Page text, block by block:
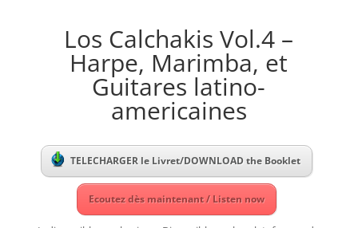
Los Calchakis Vol.4 –
Harpe, Marimba, et
Guitares latino-
americaines
TELECHARGER le Livret/DOWNLOAD the Booklet
Ecoutez dès maintenant / Listen now